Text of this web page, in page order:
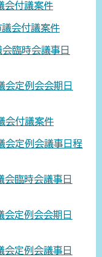
付議案件
会付議案件
臨時会議事日
定例会会期日
付議案件
定例会議事日程
臨時会議事日
定例会会期日
定例会議事日